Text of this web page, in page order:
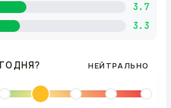
3.7
3.3
НЕЙТРАЛЬНО